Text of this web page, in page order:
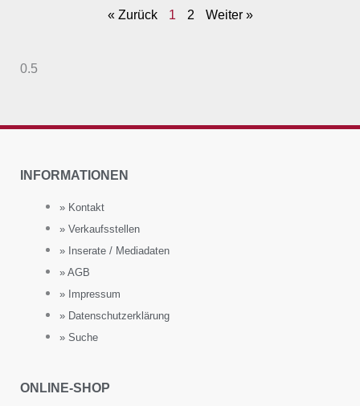
« Zurück 1 2 Weiter »
INFORMATIONEN
» Kontakt
» Verkaufsstellen
» Inserate / Mediadaten
» AGB
» Impressum
» Datenschutzerklärung
» Suche
ONLINE-SHOP